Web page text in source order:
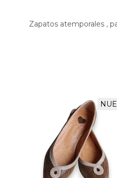
Zapatos atemporales ,